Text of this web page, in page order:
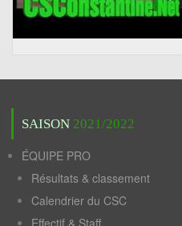
SAISON 2021/2022
ÉQUIPE PRO
Résultats & classement
Calendrier du CSC
Effectif & Staff